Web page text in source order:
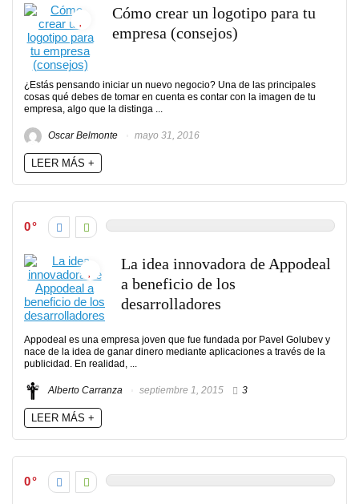
Cómo crear un logotipo para tu
empresa (consejos)
¿Estás pensando iniciar un nuevo negocio? Una de las principales
cosas qué debes de tomar en cuenta es contar con la imagen de tu
empresa, algo que la distinga ...
Oscar Belmonte mayo 31, 2016
LEER MÁS +
0
La idea innovadora de Appodeal
a beneficio de los
desarrolladores
Appodeal es una empresa joven que fue fundada por Pavel Golubev y
nace de la idea de ganar dinero mediante aplicaciones a través de la
publicidad. En realidad, ...
Alberto Carranza septiembre 1, 2015 3
LEER MÁS +
0